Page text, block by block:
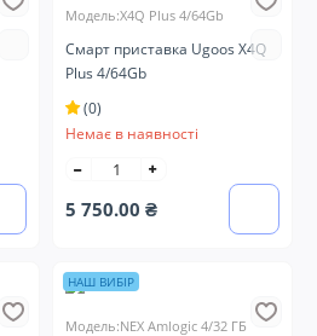
Модель:X4Q Plus 4/64Gb
Смарт приставка Ugoos X4Q
Plus 4/64Gb
(0)
Немає в наявності
5 750.00 ₴
НАШ ВИБІР
Модель:NEX Amlogic 4/32 ГБ